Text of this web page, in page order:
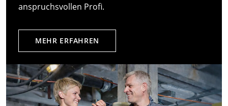
anspruchsvollen Profi.
MEHR ERFAHREN